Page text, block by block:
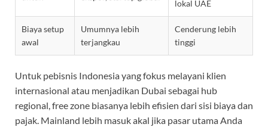
lokal UAE
Biaya setup
awal
Umumnya lebih
terjangkau
Cenderung lebih
tinggi
Untuk pebisnis Indonesia yang fokus melayani klien
internasional atau menjadikan Dubai sebagai hub
regional, free zone biasanya lebih efisien dari sisi biaya dan
pajak. Mainland lebih masuk akal jika pasar utama Anda